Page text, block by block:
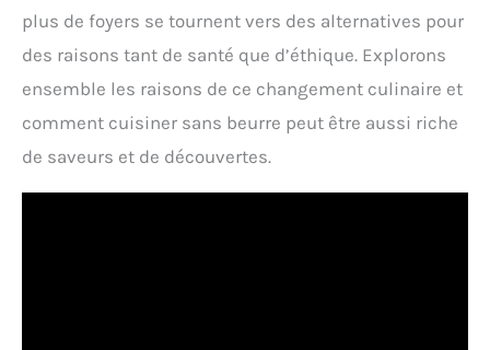
plus de foyers se tournent vers des alternatives pour
des raisons tant de santé que d’éthique. Explorons
ensemble les raisons de ce changement culinaire et
comment cuisiner sans beurre peut être aussi riche
de saveurs et de découvertes.